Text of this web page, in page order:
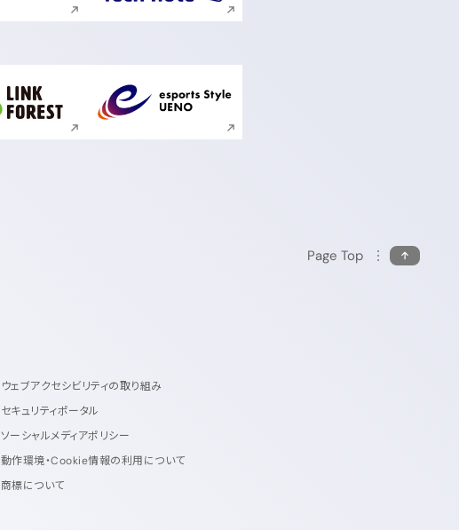
新規ウィンドウで開く 新規ウィンドウで開く
ウェブアクセシビリティの取り組み
セキュリティポータル
ソーシャルメディアポリシー
動作環境・Cookie情報の利用について
商標について
Page Top